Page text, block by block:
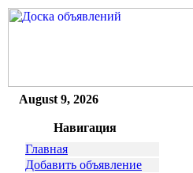
August 9, 2026
Навигация
Главная
Добавить объявление